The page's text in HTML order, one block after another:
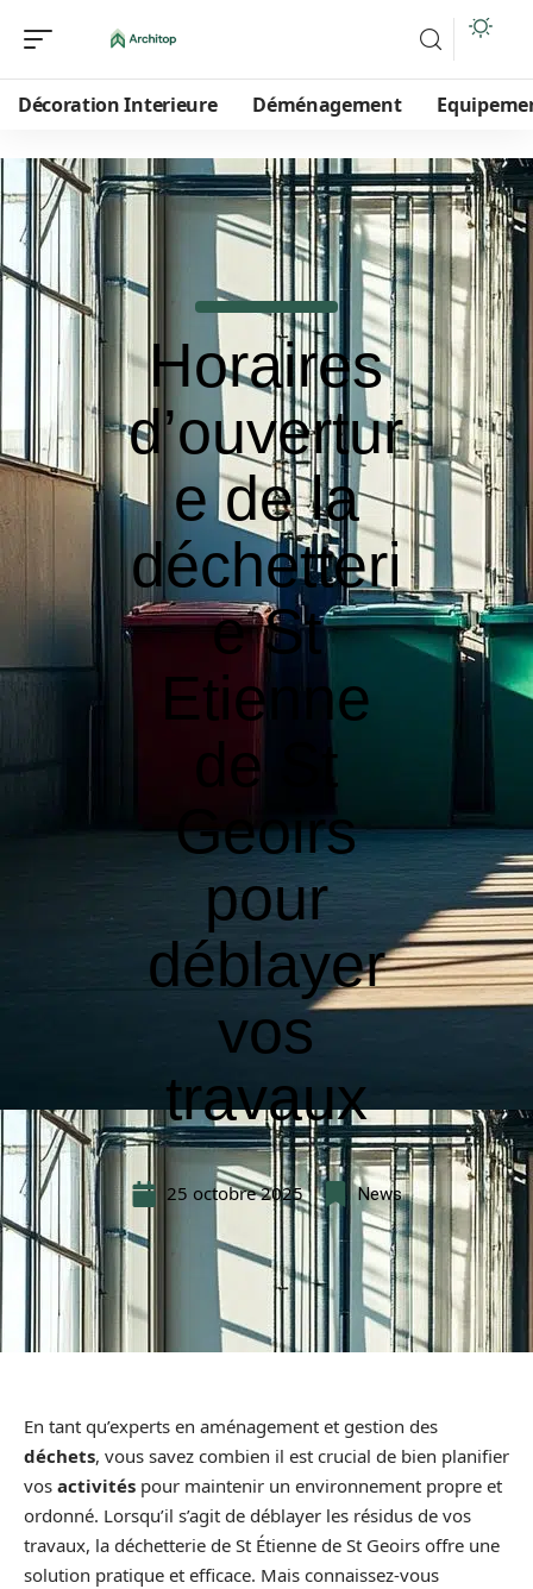
Décoration Interieure Déménagement
Horaires
d’ouvertur
e de la
déchetteri
e St
Etienne
de St
Geoirs
pour
déblayer
vos
travaux
25 octobre 2025 News
En tant qu’experts en aménagement et gestion des
déchets, vous savez combien il est crucial de bien planifier
vos activités pour maintenir un environnement propre et
ordonné. Lorsqu’il s’agit de déblayer les résidus de vos
travaux, la déchetterie de St Étienne de St Geoirs offre une
solution pratique et efficace. Mais connaissez-vous